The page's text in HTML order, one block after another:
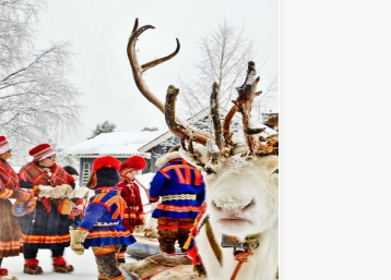
ОТ
5 770 ЛЕВА (2
950.15€)
НА ЧОВЕК